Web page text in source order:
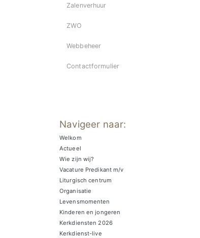
Zalenverhuur
ZWO
Webbeheer
Contactformulier
Navigeer naar:
Welkom
Actueel
Wie zijn wij?
Vacature Predikant m/v
Liturgisch centrum
Organisatie
Levensmomenten
Kinderen en jongeren
Kerkdiensten 2026
Kerkdienst-live